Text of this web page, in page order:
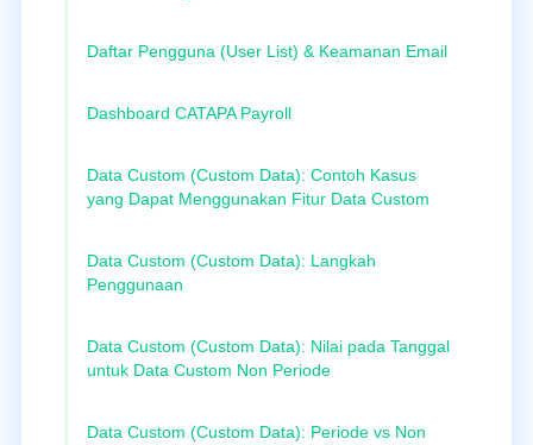
Daftar Pengguna (User List) & Keamanan Email
Dashboard CATAPA Payroll
Data Custom (Custom Data): Contoh Kasus
yang Dapat Menggunakan Fitur Data Custom
Data Custom (Custom Data): Langkah
Penggunaan
Data Custom (Custom Data): Nilai pada Tanggal
untuk Data Custom Non Periode
Data Custom (Custom Data): Periode vs Non